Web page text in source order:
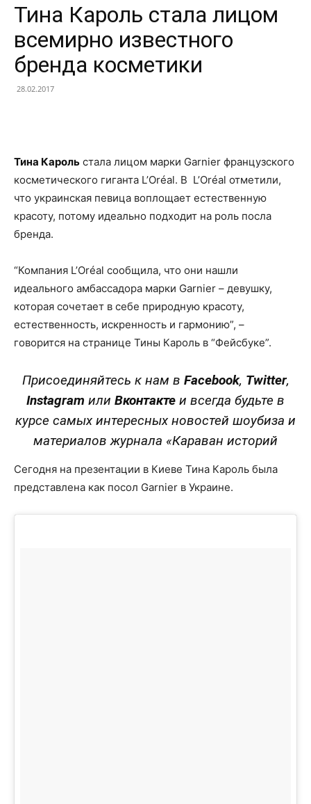
Тина Кароль стала лицом
всемирно известного
бренда косметики
28.02.2017
Тина Кароль стала лицом марки Garnier французского
косметического гиганта L’Oréal. В L’Oréal отметили,
что украинская певица воплощает естественную
красоту, потому идеально подходит на роль посла
бренда.
“Компания L’Oréal сообщила, что они нашли
идеального амбассадора марки Garnier – девушку,
которая сочетает в себе природную красоту,
естественность, искренность и гармонию”, –
говорится на странице Тины Кароль в “Фейсбуке”.
Присоединяйтесь к нам в Facebook, Twitter,
Instagram или Вконтакте и всегда будьте в
курсе самых интересных новостей шоубиза и
материалов журнала «Караван историй
Сегодня на презентации в Киеве Тина Кароль была
представлена как посол Garnier в Украине.